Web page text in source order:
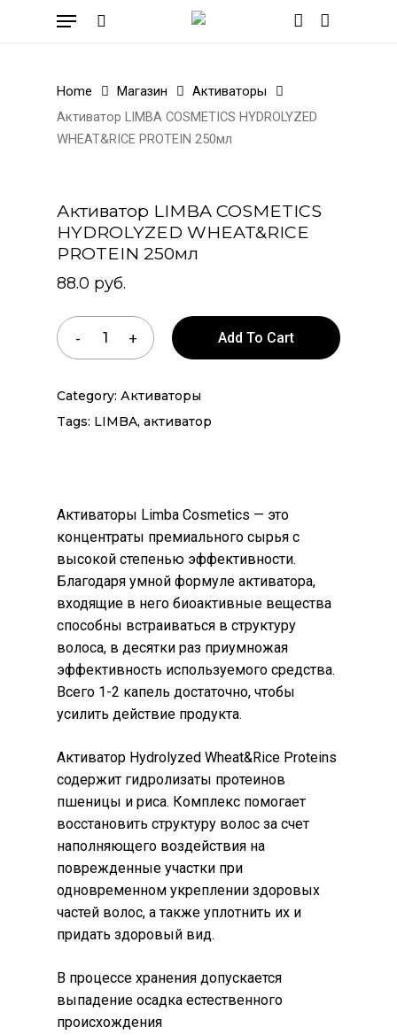
Menu
Home Магазин
Активаторы
Активатор LIMBA COSMETICS HYDROLYZED
WHEAT&RICE PROTEIN 250мл
Активатор LIMBA COSMETICS
HYDROLYZED WHEAT&RICE
PROTEIN 250мл
88.0 руб.
Add To Cart
Category: Активаторы
Tags: LIMBA, активатор
Активаторы Limba Cosmetics — это
концентраты премиального сырья с
высокой степенью эффективности.
Благодаря умной формуле активатора,
входящие в него биоактивные вещества
способны встраиваться в структуру
волоса, в десятки раз приумножая
эффективность используемого средства.
Всего 1-2 капель достаточно, чтобы
усилить действие продукта.
Активатор Hydrolyzed Wheat&Rice Proteins
содержит гидролизаты протеинов
пшеницы и риса. Комплекс помогает
восстановить структуру волос за счет
наполняющего воздействия на
поврежденные участки при
одновременном укреплении здоровых
частей волос, а также уплотнить их и
придать здоровый вид.
В процессе хранения допускается
выпадение осадка естественного
происхождения